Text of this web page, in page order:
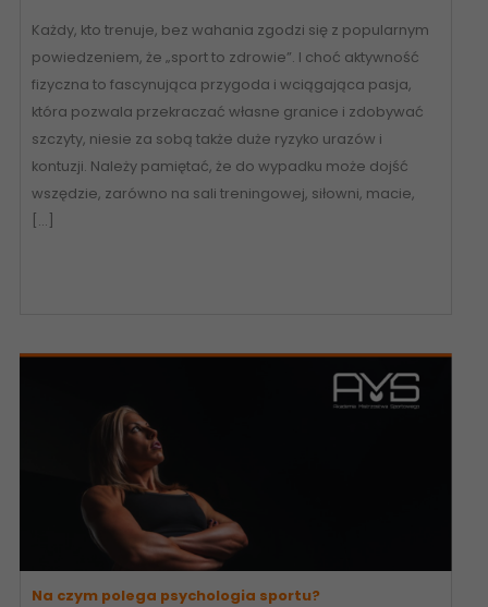
Każdy, kto trenuje, bez wahania zgodzi się z popularnym
powiedzeniem, że „sport to zdrowie”. I choć aktywność
fizyczna to fascynująca przygoda i wciągająca pasja,
która pozwala przekraczać własne granice i zdobywać
szczyty, niesie za sobą także duże ryzyko urazów i
kontuzji. Należy pamiętać, że do wypadku może dojść
wszędzie, zarówno na sali treningowej, siłowni, macie,
[…]
Na czym polega psychologia sportu?